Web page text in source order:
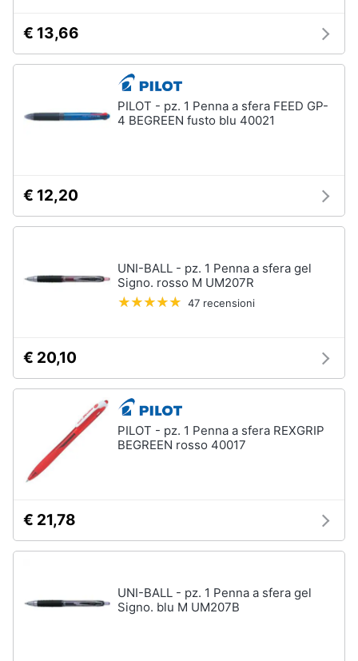
€ 13,66
PILOT - pz. 1 Penna a sfera FEED GP-
4 BEGREEN fusto blu 40021
€ 12,20
UNI-BALL - pz. 1 Penna a sfera gel
Signo. rosso M UM207R
47 recensioni
€ 20,10
PILOT - pz. 1 Penna a sfera REXGRIP
BEGREEN rosso 40017
€ 21,78
UNI-BALL - pz. 1 Penna a sfera gel
Signo. blu M UM207B